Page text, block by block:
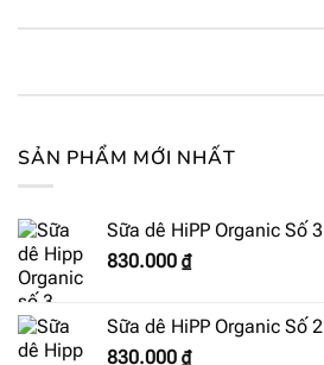
SẢN PHẨM MỚI NHẤT
Sữa dê HiPP Organic Số 3
830.000 ₫
Sữa dê HiPP Organic Số 2
830.000 ₫